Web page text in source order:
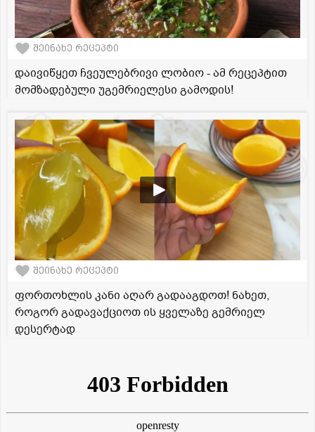
შეინახე რეცეპტი
დაივიწყეთ ჩვეულებრივი ლობიო - ამ რეცეპტით
მომზადებული უგემრიელესი გამოდის!
შეინახე რეცეპტი
ფორთოხლის კანი აღარ გადააგდოთ! ნახეთ,
როგორ გადავაქციოთ ის ყველაზე გემრიელ
დესერტად